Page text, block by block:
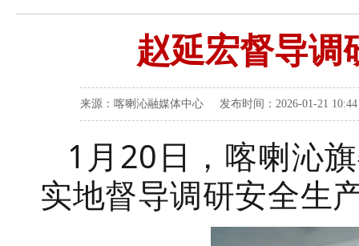
赵延宏督导调
来源：喀喇沁融媒体中心 发布时间：2026-01-21
1 月 20日，喀喇沁
实地督导调研安全生